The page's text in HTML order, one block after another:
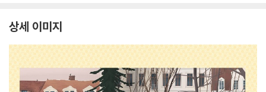
상세 이미지